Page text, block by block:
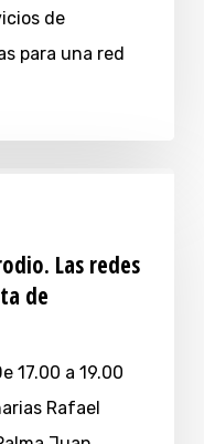
de
para una red
Las redes
de
17.00 a 19.00
Rafael